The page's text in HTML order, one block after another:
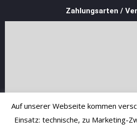
Zahlungsarten /
Auf unserer Webseite kommen
Einsatz: technische, zu Marketing-